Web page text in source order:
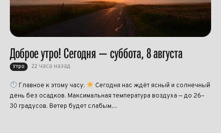
Доброе утро! Сегодня — суббота, 8 августа
Утро 22 часа назад
Главное к этому часу:
Сегодня нас ждёт ясный и солнечный
день без осадков. Максимальная температура воздуха — до 26–
30 градусов. Ветер будет слабым,...